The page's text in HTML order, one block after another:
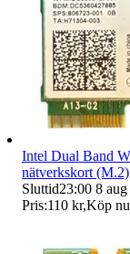
Intel Dual Band
nätverkskort (M.2)
Sluttid23:00 8
Pris:110 kr,Köp nu